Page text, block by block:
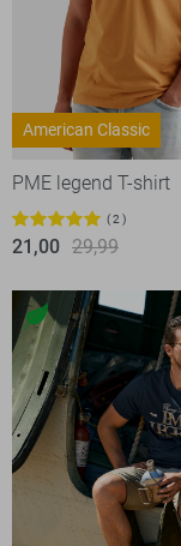
American Classic
PME legend T-shirt
2
21,00 29,99